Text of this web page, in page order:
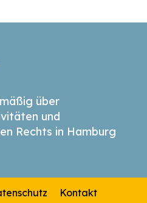
über
und
Rechts in Hamburg
Kontakt